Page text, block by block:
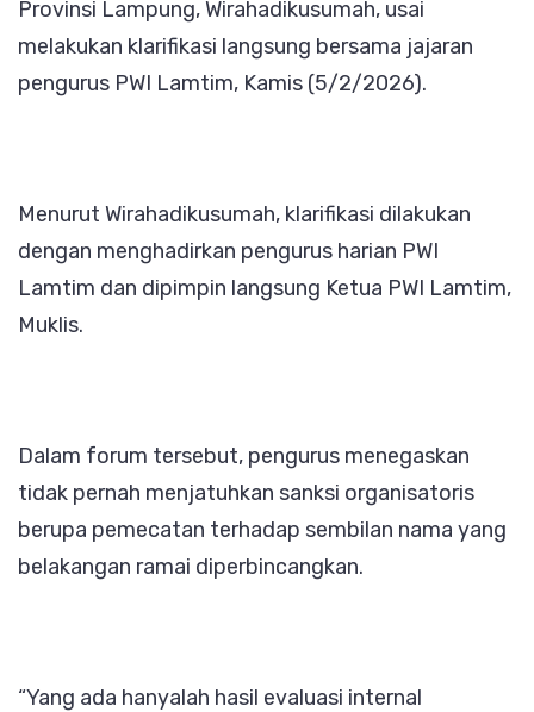
Provinsi Lampung, Wirahadikusumah, usai
melakukan klarifikasi langsung bersama jajaran
pengurus PWI Lamtim, Kamis (5/2/2026).
Menurut Wirahadikusumah, klarifikasi dilakukan
dengan menghadirkan pengurus harian PWI
Lamtim dan dipimpin langsung Ketua PWI Lamtim,
Muklis.
Dalam forum tersebut, pengurus menegaskan
tidak pernah menjatuhkan sanksi organisatoris
berupa pemecatan terhadap sembilan nama yang
belakangan ramai diperbincangkan.
“Yang ada hanyalah hasil evaluasi internal